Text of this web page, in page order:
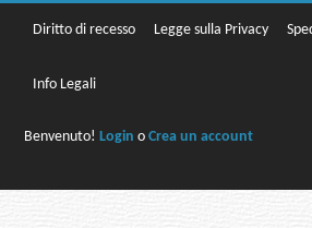
Diritto di recesso Legge sulla Privacy
Info Legali
Benvenuto!Login oCrea un account